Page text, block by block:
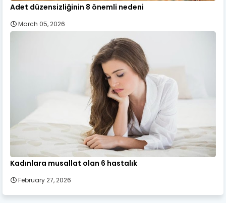
Adet düzensizliğinin 8 önemli nedeni
March 05, 2026
Kadınlara musallat olan 6 hastalık
February 27, 2026